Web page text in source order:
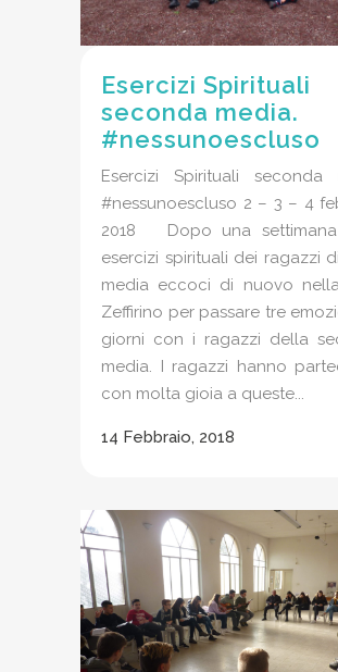
Esercizi Spirituali
seconda media.
#nessunoescluso
Esercizi Spirituali seconda
#nessunoescluso 2 – 3 – 4
2018 Dopo una
esercizi spirituali dei ragazzi
media eccoci di nuovo
Zeffirino per passare tre
giorni con i ragazzi della
media. I ragazzi hanno
con molta gioia a queste...
14 Febbraio, 2018